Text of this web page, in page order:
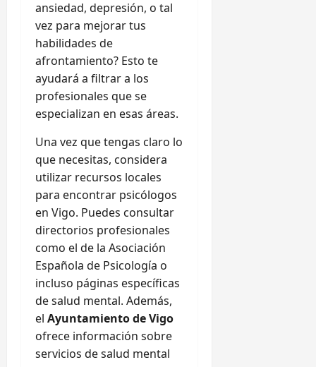
ansiedad, depresión, o tal
vez para mejorar tus
habilidades de
afrontamiento? Esto te
ayudará a filtrar a los
profesionales que se
especializan en esas áreas.
Una vez que tengas claro lo
que necesitas, considera
utilizar recursos locales
para encontrar psicólogos
en Vigo. Puedes consultar
directorios profesionales
como el de la Asociación
Española de Psicología o
incluso páginas específicas
de salud mental. Además,
el Ayuntamiento de Vigo
ofrece información sobre
servicios de salud mental